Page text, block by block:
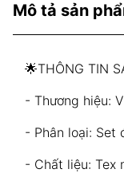
Mô tả sản
🌟THÔNG TIN
- Thương hiệu:
- Phân loại: Set
- Chất liệu: Tex